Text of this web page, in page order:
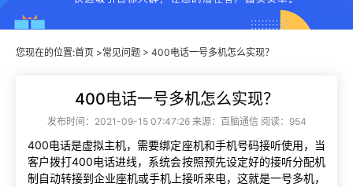
您现在的位置:首页 >常见问题 > 400电话一号多机怎么实现？
400电话一号多机怎么实现？
发布时间：2021-09-15 07:47:26 来源：百脑通信 阅读：954
400电话是虚拟主机，需要绑定座机和手机号码接听使用，当
客户拨打400电话进线，系统会按照预先设定好的接听分配机
制自动转接到企业座机或手机上接听来电，这就是一号多机，